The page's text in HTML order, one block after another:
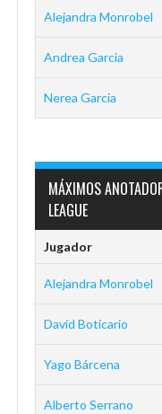
Alejandra Monrobel
Andrea Garcia
Nerea Garcia
MÁXIMOS
LEAGUE
Jugador
Alejandra Monrobel
David Boticario
Yago Bárcena
Alberto Serrano